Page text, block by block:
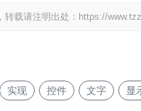
载请注明出处： https://
实现 控件 文字 显